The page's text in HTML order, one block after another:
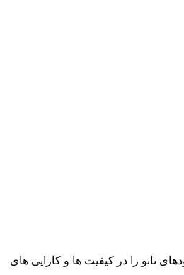
نانو را در کیفیت ها و کارایی های